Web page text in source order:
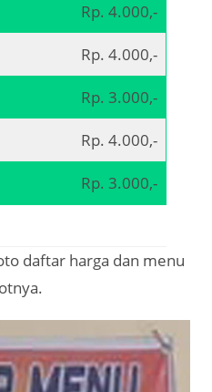
Rp. 4.000,-
Rp. 4.000,-
Rp. 3.000,-
Rp. 4.000,-
Rp. 3.000,-
daftar harga dan menu